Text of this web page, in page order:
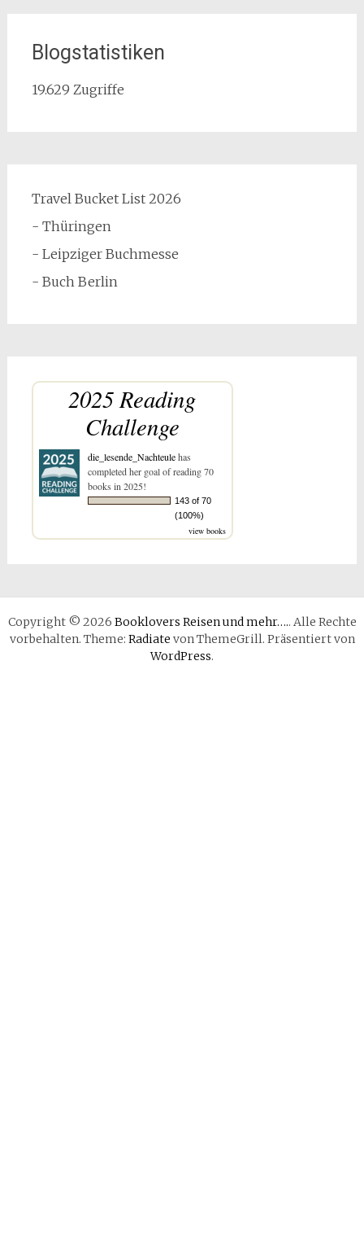
Blogstatistiken
19.629 Zugriffe
Travel Bucket List 2026
- Thüringen
- Leipziger Buchmesse
- Buch Berlin
2025 Reading
Challenge
die_lesende_Nachteulehas
completed her goal of reading 70
books in 2025!
143 of 70
(100%)
view books
Copyright © 2026 Booklovers Reisen und mehr….. Alle Rechte
vorbehalten. Theme: Radiate von ThemeGrill. Präsentiert von
WordPress.